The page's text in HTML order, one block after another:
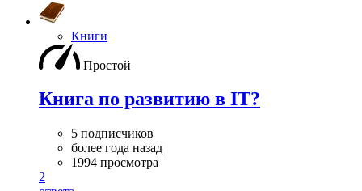
Книги
Простой
Книга по развитию в IT?
5 подписчиков
более года назад
1994 просмотра
2